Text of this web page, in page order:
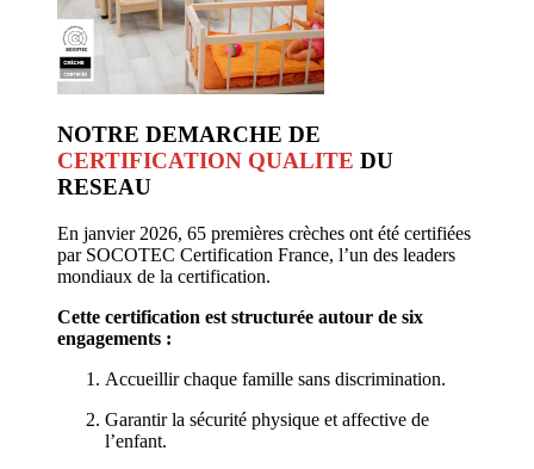
NOTRE DEMARCHE DE
CERTIFICATION QUALITE DU
RESEAU
En janvier 2026, 65 premières crèches ont été certifiées
par SOCOTEC Certification France, l’un des leaders
mondiaux de la certification.
Cette certification est structurée autour de six
engagements :
Accueillir chaque famille sans discrimination.
Garantir la sécurité physique et affective de
l’enfant.